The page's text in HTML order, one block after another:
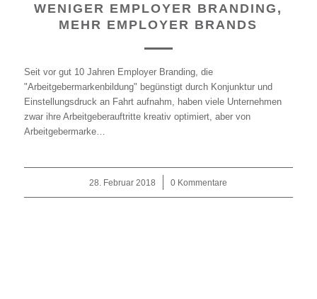
WENIGER EMPLOYER BRANDING,
MEHR EMPLOYER BRANDS
Seit vor gut 10 Jahren Employer Branding, die
"Arbeitgebermarkenbildung" begünstigt durch Konjunktur und
Einstellungsdruck an Fahrt aufnahm, haben viele Unternehmen
zwar ihre Arbeitgeberauftritte kreativ optimiert, aber von
Arbeitgebermarke…
28. Februar 2018
/ 0 Kommentare